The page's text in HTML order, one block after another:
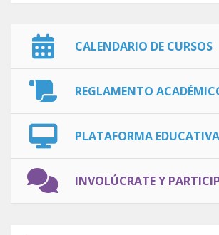
CALENDARIO DE CURSOS
REGLAMENTO
PLATAFORMA EDUCATIVA
INVOLÚCRATE Y